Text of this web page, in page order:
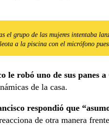
el grupo de las mujeres intentaba
a la piscina con el micrófono
le robó uno de sus panes a
de la casa.
respondió que
de otra manera